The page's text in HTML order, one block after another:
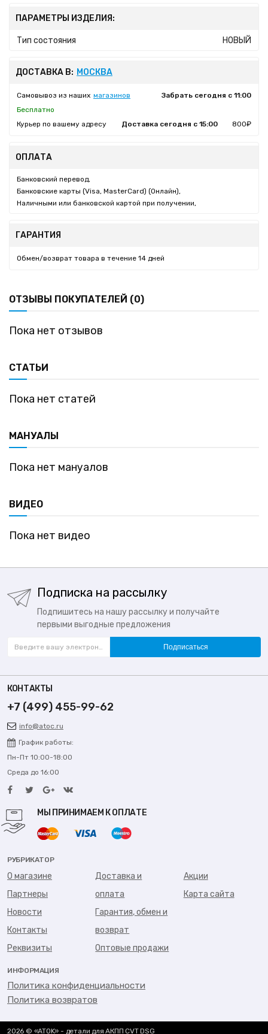
ПАРАМЕТРЫ ИЗДЕЛИЯ:
Тип состояния НОВЫЙ
ДОСТАВКА В: МОСКВА
Самовывоз из наших магазинов
Забрать сегодня с 11:00
Бесплатно
Курьер по вашему адресу
Доставка сегодня с 15:00 800₽
ОПЛАТА
Банковский перевод,
Банковские карты (Visa, MasterCard) (Онлайн),
Наличными или банковской картой при получении,
ГАРАНТИЯ
Обмен/возврат товара в течение 14 дней
ОТЗЫВЫ ПОКУПАТЕЛЕЙ (0)
Пока нет отзывов
СТАТЬИ
Пока нет статей
МАНУАЛЫ
Пока нет мануалов
ВИДЕО
Пока нет видео
Подписка на рассылку
Подпишитесь на нашу рассылку и получайте
первыми выгодные предложения
Подписаться
КОНТАКТЫ
+7 (499) 455-99-62
info@atoc.ru
График работы:
Пн-Пт 10:00-18:00
Среда до 16:00
МЫ ПРИНИМАЕМ К ОПЛАТЕ
РУБРИКАТОР
О магазине
Партнеры
Новости
Контакты
Реквизиты
Доставка и
оплата
Гарантия, обмен и
возврат
Оптовые продажи
Акции
Карта сайта
ИНФОРМАЦИЯ
Политика конфиденциальности
Политика возвратов
2026 © «ATOK» - детали для АКПП CVT DSG